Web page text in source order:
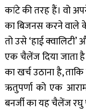
कांटे की तरह हैं। वो
का बिजनस करने वाले
तो उसे ‘हाई क्‍वालिटी’
एक चैलेंज दिया जाता
का खर्च उठाना है,
ऋतुपर्णा को एक
बनर्जी का यह चैलेंज रघु